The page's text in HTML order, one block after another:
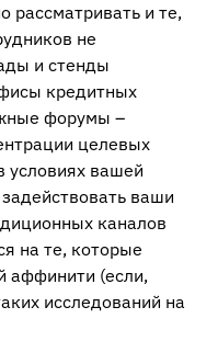
рассматривать и те,
не
и стенды
кредитных
форумы –
целевых
условиях вашей
ваши
каналов
на те, которые
аффинити (если,
исследований на